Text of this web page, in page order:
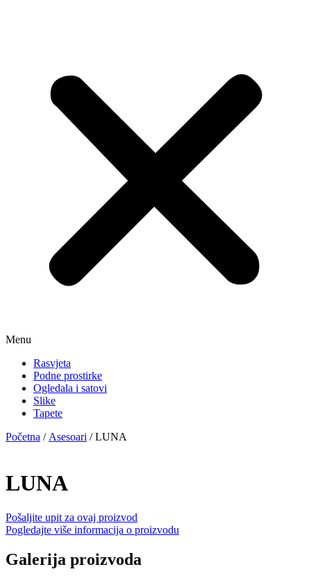
Menu
Rasvjeta
Podne prostirke
Ogledala i satovi
Slike
Tapete
Početna / Asesoari / LUNA
LUNA
Pošaljite upit za ovaj proizvod
Pogledajte više informacija o proizvodu
Galerija proizvoda